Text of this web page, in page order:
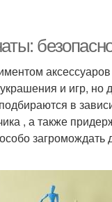
и игр,
в
, а также
загромождать